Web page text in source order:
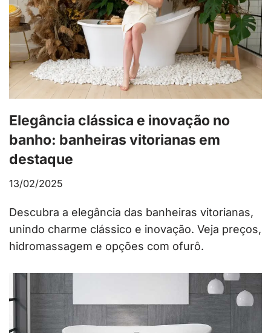
Elegância clássica e inovação no
banho: banheiras vitorianas em
destaque
13/02/2025
Descubra a elegância das banheiras vitorianas,
unindo charme clássico e inovação. Veja preços,
hidromassagem e opções com ofurô.